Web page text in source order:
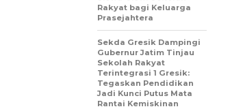
Rakyat bagi Keluarga
Prasejahtera
Sekda Gresik Dampingi
Gubernur Jatim Tinjau
Sekolah Rakyat
Terintegrasi 1 Gresik:
Tegaskan Pendidikan
Jadi Kunci Putus Mata
Rantai Kemiskinan